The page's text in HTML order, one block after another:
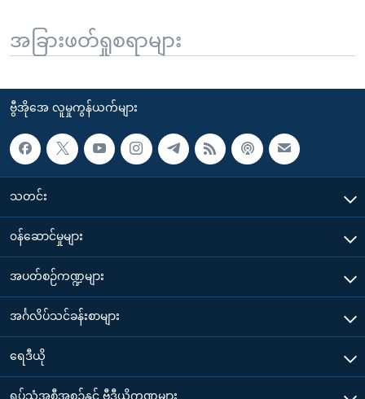
အခြားဖတ်ရှုစရာများ
ဗွီအိုအေ လူမှုကွန်ယက်များ
သတင်း
၀န်ဆောင်မှုများ
အပတ်စဉ်ကဏ္ဍများ
အင်္ဂလိပ်သင်ခန်းစာများ
ရေဒီယို
ရုပ်သံအစီအစဉ်နှင့် ဗွီဒီယိုကဏ္ဍများ